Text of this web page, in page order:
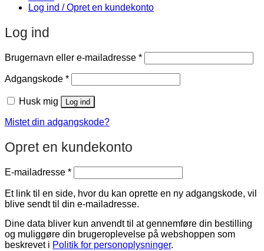
Log ind / Opret en kundekonto
Log ind
Brugernavn eller e-mailadresse *Påkrævet
Adgangskode *Påkrævet
Husk mig Log ind
Mistet din adgangskode?
Opret en kundekonto
E-mailadresse *Påkrævet
Et link til en side, hvor du kan oprette en ny adgangskode, vil
blive sendt til din e-mailadresse.
Dine data bliver kun anvendt til at gennemføre din bestilling
og muliggøre din brugeroplevelse på webshoppen som
beskrevet i Politik for personoplysninger.